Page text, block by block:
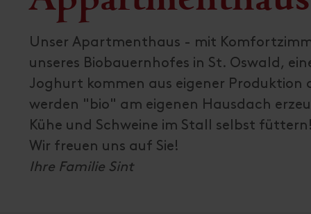
Unser Apartmenthaus - mit
unseres Biobauernhofes in St. Oswald,
Joghurt kommen aus eigener Produktion
werden "bio" am eigenen Hausdach
Kühe und Schweine im Stall selbst
Wir freuen uns auf Sie!
Ihre Familie Sint